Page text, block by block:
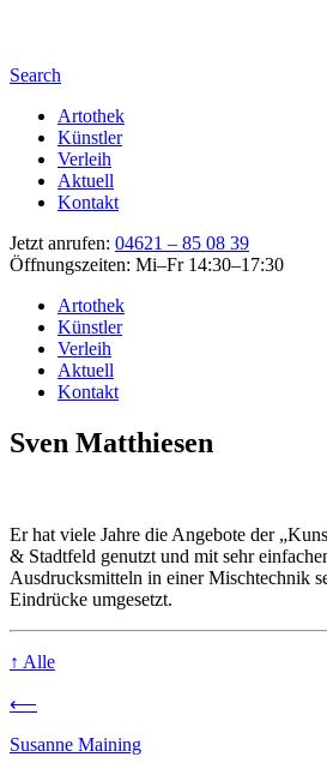
Search
Artothek
Künstler
Verleih
Aktuell
Kontakt
Jetzt anrufen: 04621 – 85 08 39
Öffnungszeiten: Mi–Fr 14:30–17:30
Artothek
Künstler
Verleih
Aktuell
Kontakt
Sven Matthiesen
Er hat viele Jahre die Angebote der
& Stadtfeld genutzt und mit sehr
Ausdrucksmitteln in einer Mischtechnik
Eindrücke umgesetzt.
↑ Alle
⟵
Susanne Maining